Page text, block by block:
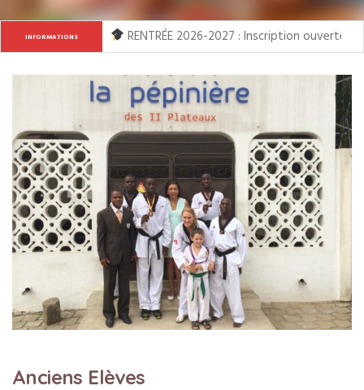
INFORMATIONS RENTRÉE 2026-2027 : Inscription ouverte
Anciens Elèves